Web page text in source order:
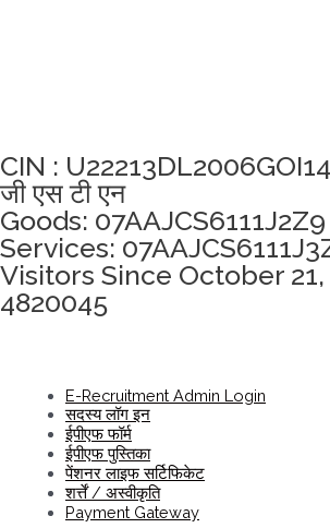
CIN :
जी एस टी एन
Goods: 07AAJCS6111J2Z9
Services:
Visitors Since October 21,
4820045
E-Recruitment Admin Login
सदस्य लॉग इन
ईपीएफ फॉर्म
ईपीएफ पुस्तिका
पेंशनर लाइफ सर्टिफिकेट
शर्त्तें / अस्वीकृति
Payment Gateway